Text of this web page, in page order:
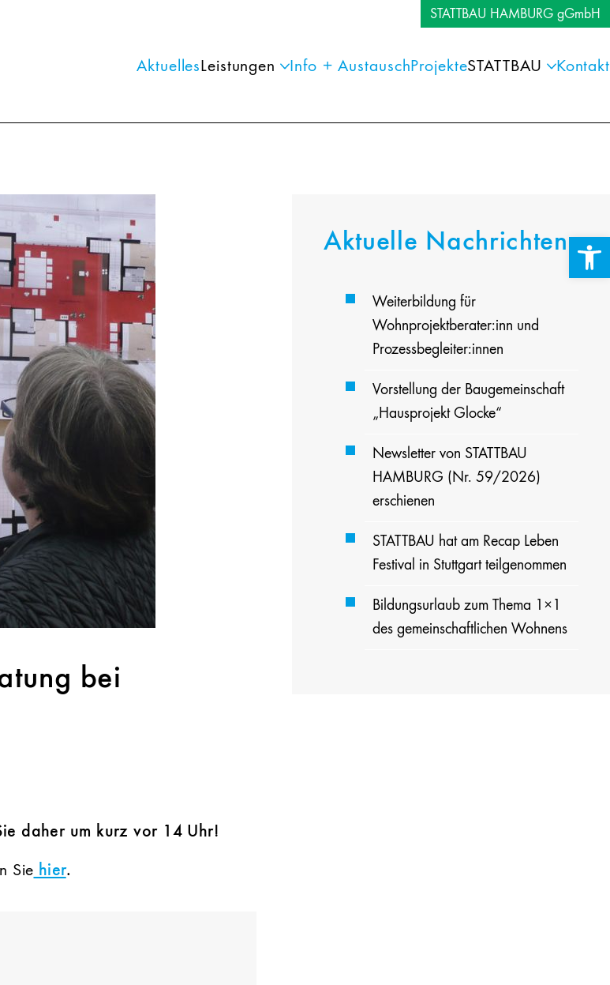
STATTBAU HAMBURG gGmbH
AktuellesLeistungen Info + AustauschProjekteSTATTBAU Kontakt
bei
daher um kurz vor 14 Uhr!
Sie hier.
Aktuelle Nachrichten
Weiterbildung für
Wohnprojektberater:inn und
Prozessbegleiter:innen
Vorstellung der Baugemeinschaft
„Hausprojekt Glocke“
Newsletter von STATTBAU
HAMBURG (Nr. 59/2026)
erschienen
STATTBAU hat am Recap Leben
Festival in Stuttgart teilgenommen
Bildungsurlaub zum Thema 1×1
des gemeinschaftlichen Wohnens